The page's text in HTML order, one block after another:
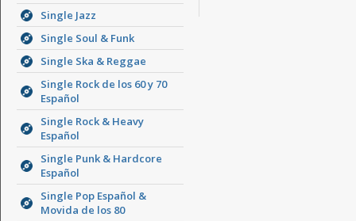
Single Jazz
Single Soul & Funk
Single Ska & Reggae
Single Rock de los 60 y 70
Español
Single Rock & Heavy
Español
Single Punk & Hardcore
Español
Single Pop Español &
Movida de los 80